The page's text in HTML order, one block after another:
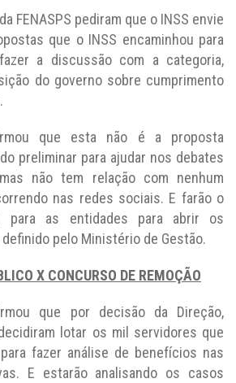
FENASPS pediram que o INSS envie
que o INSS encaminhou para
a discussão com a categoria,
do governo sobre cumprimento
que esta não é a proposta
preliminar para ajudar nos debates
não tem relação com nenhum
nas redes sociais. E farão o
para as entidades para abrir os
pelo Ministério de Gestão.
X CONCURSO DE REMOÇÃO
que por decisão da Direção,
lotar os mil servidores que
fazer análise de benefícios nas
E estarão analisando os casos